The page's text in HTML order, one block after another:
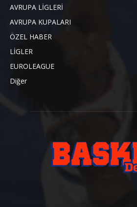
AVRUPA LİGLERİ
AVRUPA KUPALARI
ÖZEL HABER
LİGLER
EUROLEAGUE
Diğer